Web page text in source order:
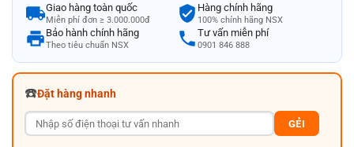
Giao hàng toàn quốc
Miễn phí đơn ≥ 3.000.000đ
Hàng chính hãng
100% chính hãng NSX
Bảo hành chính hãng
Theo tiêu chuẩn NSX
Tư vấn miễn phí
0901 846 888
☎️Đặt hàng nhanh
GẺI